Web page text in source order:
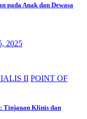
pada Anak dan Dewasa
2025
II POINT OF
Tinjauan Klinis dan